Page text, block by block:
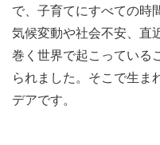
で、子育てにすべての時
気候変動や社会不安、直
巻く世界で起こっている
られました。そこで生ま
デアです。